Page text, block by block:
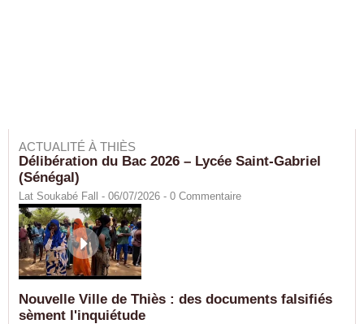
ACTUALITÉ À THIÈS
Délibération du Bac 2026 – Lycée Saint-Gabriel
(Sénégal)
Lat Soukabé Fall - 06/07/2026 - 0 Commentaire
Nouvelle Ville de Thiès : des documents falsifiés
sèment l'inquiétude